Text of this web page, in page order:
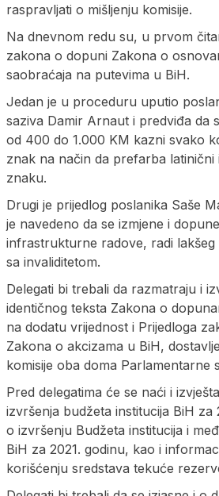
raspravljati o mišljenju komisije.
Na dnevnom redu su, u prvom
zakona o dopuni Zakona o
saobraćaja na putevima u BiH.
Jedan je u proceduru uputio
saziva Damir Arnaut i predviđa da
od 400 do 1.000 KM kazni svako
znak na način da prefarba latinični
znaku.
Drugi je prijedlog poslanika Saše
je navedeno da se izmjene i
infrastrukturne radove, radi
sa invaliditetom.
Delegati bi trebali da razmatraju i
identičnog teksta Zakona o
na dodatu vrijednost i Prijedloga
Zakona o akcizama u BiH,
komisije oba doma Parlamentarne
Pred delegatima će se naći i
izvršenja budžeta institucija BiH za
o izvršenju Budžeta institucija i
BiH za 2021. godinu, kao i
korišćenju sredstava tekuće